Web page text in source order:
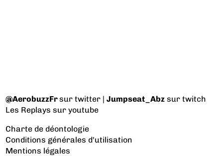
@AerobuzzFrsur twitter |Jumpseat_Abz sur twitch
Les Replays sur youtube
Charte de déontologie
Conditions générales d'utilisation
Mentions légales